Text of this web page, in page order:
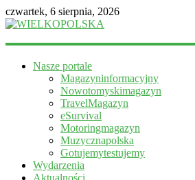
czwartek, 6 sierpnia, 2026
WIELKOPOLSKA
informacyjny
Nasze portale
Magazyninformacyjny
Nowotomyskimagazyn
TravelMagazyn
eSurvival
Motoringmagazyn
Muzycznapolska
Gotujemytestujemy
Wydarzenia